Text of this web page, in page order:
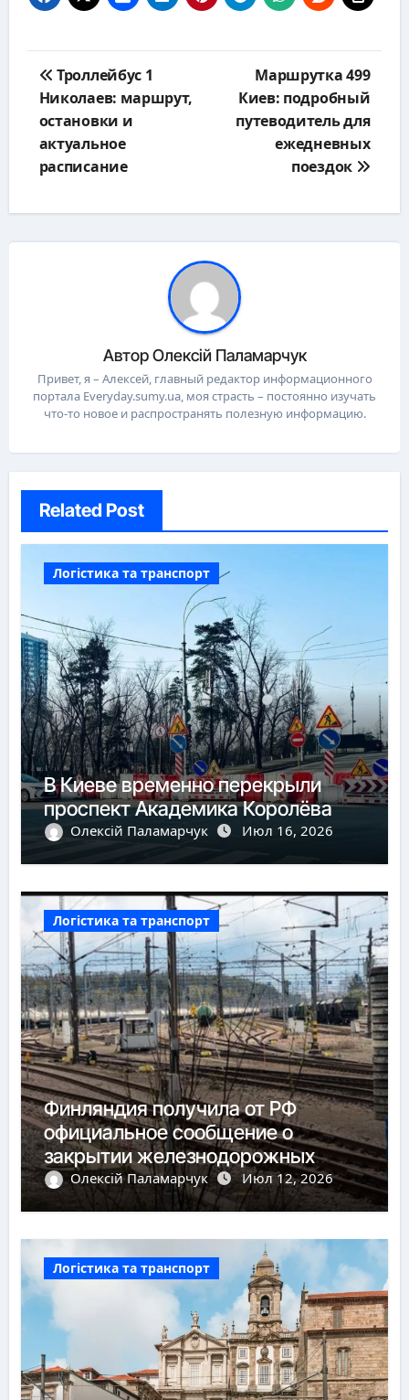
по
записям
Троллейбус 1
Николаев: маршрут,
остановки и
актуальное
расписание
Маршрутка 499
Киев: подробный
путеводитель для
ежедневных
поездок
АвторОлексій Паламарчук
Привет, я – Алексей, главный редактор информационного
портала Everyday.sumy.ua, моя страсть – постоянно изучать
что-то новое и распространять полезную информацию.
Related Post
Логістика та транспорт
В Киеве временно перекрыли
проспект Академика Королёва
Олексій Паламарчук Июл 16, 2026
Логістика та транспорт
Финляндия получила от РФ
официальное сообщение о
закрытии железнодорожных
пунктов пропуска
Олексій Паламарчук Июл 12, 2026
Логістика та транспорт